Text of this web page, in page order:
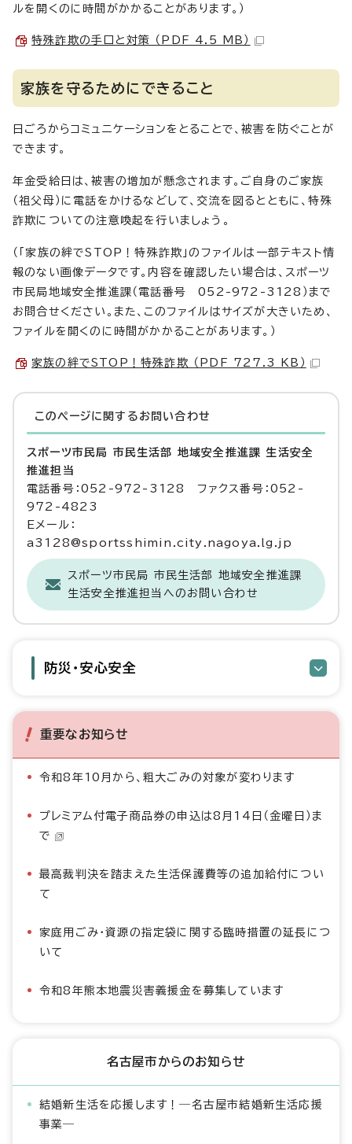
ルを開くのに時間がかかることがあります。）
特殊詐欺の手口と対策 （PDF 4.5 MB）
家族を守るためにできること
日ごろからコミュニケーションをとることで、被害を防ぐことが
できます。
年金受給日は、被害の増加が懸念されます。ご自身のご家族
（祖父母）に電話をかけるなどして、交流を図るとともに、特殊
詐欺についての注意喚起を行いましょう。
（「家族の絆でSTOP！特殊詐欺」のファイルは一部テキスト情
報のない画像データです。内容を確認したい場合は、スポーツ
市民局地域安全推進課（電話番号 052-972-3128）まで
お問合せください。また、このファイルはサイズが大きいため、
ファイルを開くのに時間がかかることがあります。）
家族の絆でSTOP！特殊詐欺 （PDF 727.3 KB）
このページに関する お問い合わせ
スポーツ市民局 市民生活部 地域安全推進課 生活安全
推進担当
電話番号：052-972-3128 ファクス番号：052-
972-4823
Eメール：
a3128@sportsshimin.city.nagoya.lg.jp
スポーツ市民局 市民生活部 地域安全推進課
生活安全推進担当へのお問い合わせ
防災・安心安全
重要なお知らせ
令和8年10月から、粗大ごみの対象が変わります
プレミアム付電子商品券の申込は8月14日（金曜日）ま
で
最高裁判決を踏まえた生活保護費等の追加給付につい
て
家庭用ごみ・資源の指定袋に関する臨時措置の延長につ
いて
令和8年熊本地震災害義援金を募集しています
名古屋市からのお知らせ
結婚新生活を応援します！―名古屋市結婚新生活応援
事業―